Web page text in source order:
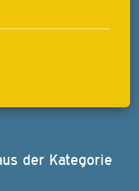
der Kategorie